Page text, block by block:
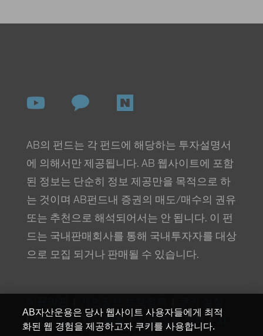
AB의 펀드는 각 펀드에 해당하는 투자설명서
에 의해서만 제공됩니다. AB 웹사이트에 포함
된 정보는 단순히 정보 제공만을 목적으로 하
는 것이며 AB펀드내 증권의 매도/매수의 권유
또는 추천으로 해석되어서는 안 됩니다. 이 펀
드는 국내판매회사를 통해 국내투자자를 대상
으로 모집 되거나 판매될 수 있습니다.
|개인 정보 처리 방침| 신용 정보 정책|
사
AB자산운용은 당사 웹사이트 사용자들에게 최적
화된 웹 경험을 제공하고자 쿠키를 사용합니다.